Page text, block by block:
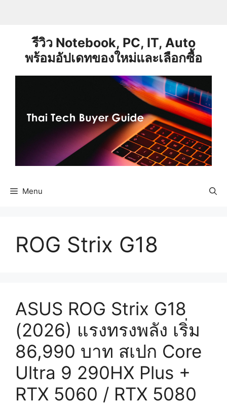
รีวิว Notebook, PC, IT, Auto
พร้อมอัปเดทของใหม่และเลือกซื้อ
Menu
ROG Strix G18
ASUS ROG Strix G18
(2026) แรงทรงพลัง เริ่ม
86,990 บาท สเปก Core
Ultra 9 290HX Plus +
RTX 5060 / RTX 5080